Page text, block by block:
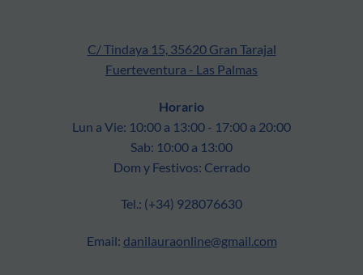
C/ Tindaya 15, 35620 Gran Tarajal
Fuerteventura - Las Palmas
Horario
Lun a Vie: 10:00 a 13:00 - 17:00 a 20:00
Sab: 10:00 a 13:00
Dom y Festivos: Cerrado
Tel.: (+34) 928076630
Email: danilauraonline@gmail.com